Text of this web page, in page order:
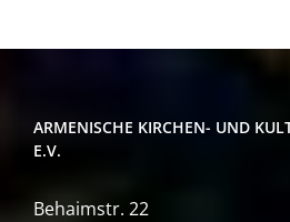
ARMENISCHE KIRCHEN- UND
E.V.
Behaimstr. 22